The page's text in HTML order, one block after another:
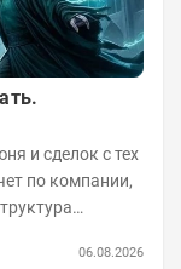
по компании,
06.08.2026